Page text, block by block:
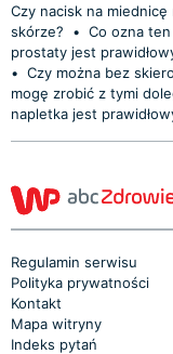
Czy nacisk na
skórze?
• Co ozna ten
prostaty jest
• Czy można bez
mogę zrobić z tymi
napletka jest
Regulamin serwisu
Polityka prywatności
Kontakt
Mapa witryny
Indeks pytań